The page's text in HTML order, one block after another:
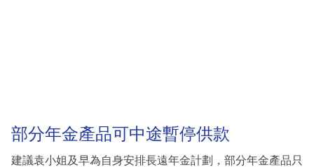
部分年金產品可中途暫停供款
建議袁小姐及早為自身安排長遠年金計劃，部分年金產品只